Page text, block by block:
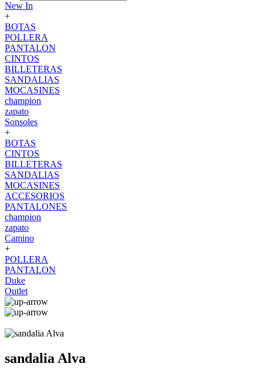
New In
+
BOTAS
POLLERA
PANTALON
CINTOS
BILLETERAS
SANDALIAS
MOCASINES
champion
zapato
Sonsoles
+
BOTAS
CINTOS
BILLETERAS
SANDALIAS
MOCASINES
ACCESORIOS
PANTALONES
champion
zapato
Camino
+
POLLERA
PANTALON
Duke
Outlet
sandalia Alva